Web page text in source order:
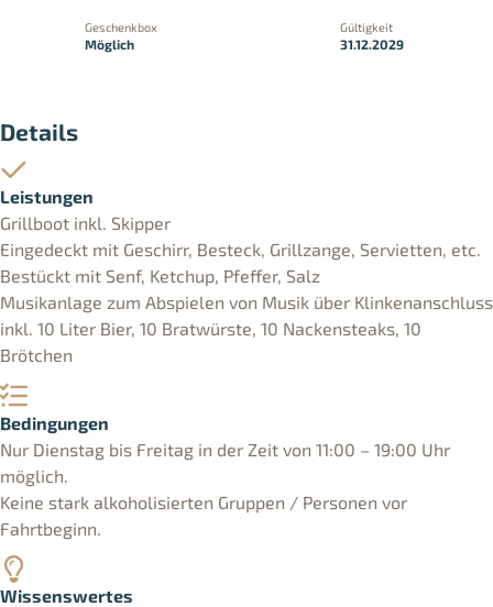
Geschenkbox
Möglich
Gültigkeit
31.12.2029
Details
Leistungen
Grillboot inkl. Skipper
Eingedeckt mit Geschirr, Besteck, Grillzange, Servietten, etc.
Bestückt mit Senf, Ketchup, Pfeffer, Salz
Musikanlage zum Abspielen von Musik über Klinkenanschluss
inkl. 10 Liter Bier, 10 Bratwürste, 10 Nackensteaks, 10
Brötchen
Bedingungen
Nur Dienstag bis Freitag in der Zeit von 11:00 – 19:00 Uhr
möglich.
Keine stark alkoholisierten Gruppen / Personen vor
Fahrtbeginn.
Wissenswertes